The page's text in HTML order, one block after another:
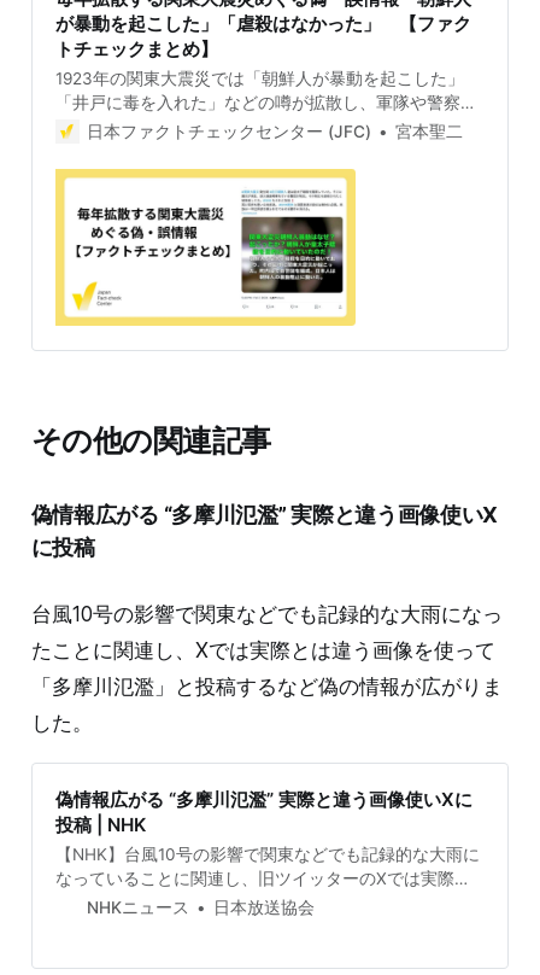
が暴動を起こした」「虐殺はなかった」 【ファク
トチェックまとめ】
1923年の関東大震災では「朝鮮人が暴動を起こした」
「井戸に毒を入れた」などの噂が拡散し、軍隊や警察、
自警団などによって多数の朝鮮人らが殺傷されました。
際に朝鮮人による暴動や犯罪があった」などという言説
が繰り返し拡散します。公的資料などをもとに、関東大
震災をめぐる主な誤情報を改めて検証しました。 ※過去
資料の引用のなかに差別的な表現が出てきますが、その
ままにしています。 震災をめぐり、繰り返し拡散する誤
情報 地震が起きるたびに誤情報や偽情報が拡散する。
「#井戸に毒」などは、関東大震災での朝鮮人殺傷を想
している。総理大臣を会長に閣僚や学識経験者などで構
る専門調査会 報告書」（以下、専門調査会報告書）」
だ。過去の大
日本ファクトチェックセンター (JFC) 宮本聖二
その他の関連記事
偽情報広がる “多摩川氾濫” 実際と違う画像使いX
に投稿
台風10号の影響で関東などでも記録的な大雨になっ
たことに関連し、Xでは実際とは違う画像を使って
「多摩川氾濫」と投稿するなど偽の情報が広がりま
した。
偽情報広がる “多摩川氾濫” 実際と違う画像使いXに
投稿 | NHK
【NHK】台風10号の影響で関東などでも記録的な大雨に
なっていることに関連し、旧ツイッターのXでは実際と
は違う画像を使って「多摩川…
NHKニュース 日本放送協会